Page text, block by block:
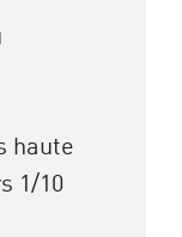
haute
1/10